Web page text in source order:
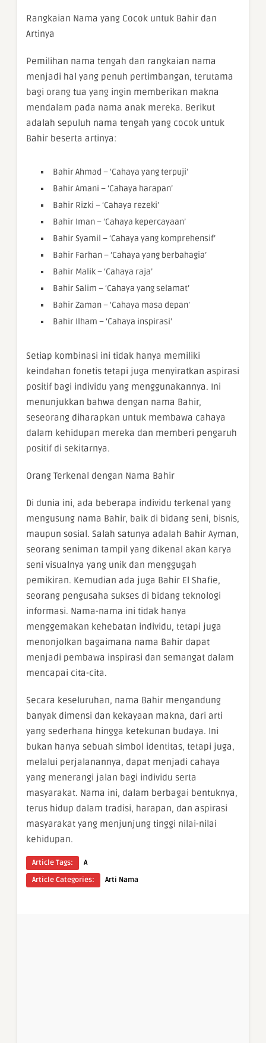
Rangkaian Nama yang Cocok untuk Bahir dan
Artinya
Pemilihan nama tengah dan rangkaian nama
menjadi hal yang penuh pertimbangan, terutama
bagi orang tua yang ingin memberikan makna
mendalam pada nama anak mereka. Berikut
adalah sepuluh nama tengah yang cocok untuk
Bahir beserta artinya:
Bahir Ahmad – ‘Cahaya yang terpuji’
Bahir Amani – ‘Cahaya harapan’
Bahir Rizki – ‘Cahaya rezeki’
Bahir Iman – ‘Cahaya kepercayaan’
Bahir Syamil – ‘Cahaya yang komprehensif’
Bahir Farhan – ‘Cahaya yang berbahagia’
Bahir Malik – ‘Cahaya raja’
Bahir Salim – ‘Cahaya yang selamat’
Bahir Zaman – ‘Cahaya masa depan’
Bahir Ilham – ‘Cahaya inspirasi’
Setiap kombinasi ini tidak hanya memiliki
keindahan fonetis tetapi juga menyiratkan aspirasi
positif bagi individu yang menggunakannya. Ini
menunjukkan bahwa dengan nama Bahir,
seseorang diharapkan untuk membawa cahaya
dalam kehidupan mereka dan memberi pengaruh
positif di sekitarnya.
Orang Terkenal dengan Nama Bahir
Di dunia ini, ada beberapa individu terkenal yang
mengusung nama Bahir, baik di bidang seni, bisnis,
maupun sosial. Salah satunya adalah Bahir Ayman,
seorang seniman tampil yang dikenal akan karya
seni visualnya yang unik dan menggugah
pemikiran. Kemudian ada juga Bahir El Shafie,
seorang pengusaha sukses di bidang teknologi
informasi. Nama-nama ini tidak hanya
menggemakan kehebatan individu, tetapi juga
menonjolkan bagaimana nama Bahir dapat
menjadi pembawa inspirasi dan semangat dalam
mencapai cita-cita.
Secara keseluruhan, nama Bahir mengandung
banyak dimensi dan kekayaan makna, dari arti
yang sederhana hingga ketekunan budaya. Ini
bukan hanya sebuah simbol identitas, tetapi juga,
melalui perjalanannya, dapat menjadi cahaya
yang menerangi jalan bagi individu serta
masyarakat. Nama ini, dalam berbagai bentuknya,
terus hidup dalam tradisi, harapan, dan aspirasi
masyarakat yang menjunjung tinggi nilai-nilai
kehidupan.
Article Tags:
A
Article Categories:
Arti Nama